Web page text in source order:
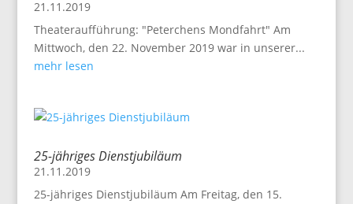
21.11.2019
Theateraufführung: "Peterchens Mondfahrt" Am
Mittwoch, den 22. November 2019 war in unserer...
mehr lesen
25-jähriges Dienstjubiläum
21.11.2019
25-jähriges Dienstjubiläum Am Freitag, den 15.